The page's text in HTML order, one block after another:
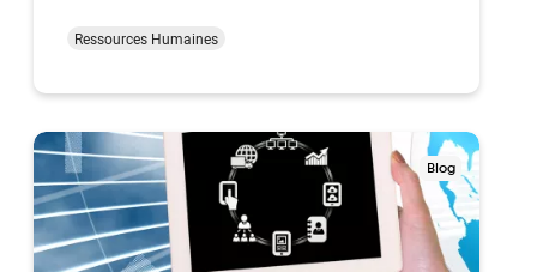
Humaines (SGRH) fait vraiment la différence
en attendre pour votre entreprise ?Dans cet
article…
Ressources Humaines
Blog